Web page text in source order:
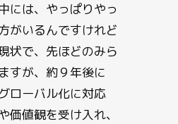
には、やっぱりやっ
がいるんですけれど
状で、先ほどのみら
すが、約９年後に
ローバル化に対応
価値観を受け入れ、